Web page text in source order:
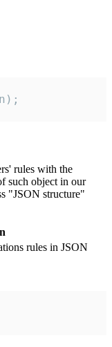
rules with the
such object in our
"JSON structure"
rules in JSON